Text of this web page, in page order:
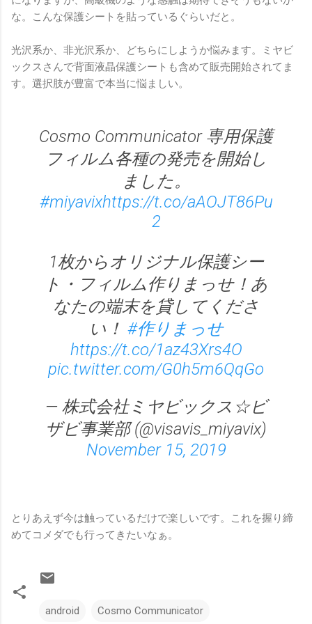
な。こんな保護シートを貼っているぐらいだと。
光沢系か、非光沢系か、どちらにしようか悩みます。ミヤビ
ックスさんで背面液晶保護シートも含めて販売開始されてま
す。選択肢が豊富で本当に悩ましい。
Cosmo Communicator 専用保護
フィルム各種の発売を開始し
ました。
#miyavixhttps://t.co/aAOJT86Pu
2
1枚からオリジナル保護シー
ト・フィルム作りまっせ！あ
なたの端末を貸してくださ
い！ #作りまっせ
https://t.co/1az43Xrs4O
pic.twitter.com/G0h5m6QqGo
— 株式会社ミヤビックス☆ビ
ザビ事業部 (@visavis_miyavix)
November 15, 2019
とりあえず今は触っているだけで楽しいです。これを握り締
めてコメダでも行ってきたいなぁ。
android Cosmo Communicator